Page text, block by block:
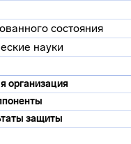
состояния
науки
организация
защиты